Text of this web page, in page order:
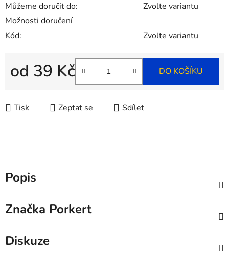
Můžeme doručit do:
Zvolte variantu
Možnosti doručení
Kód:
Zvolte variantu
od 39 Kč DO KOŠÍKU
Tisk Zeptat se Sdílet
Popis
Značka Porkert
Diskuze